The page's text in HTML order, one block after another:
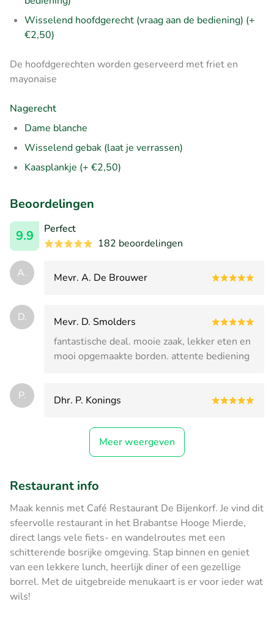
Wisselend hoofdgerecht (vraag aan de bediening) (+
€2,50)
De hoofdgerechten worden geserveerd met friet en
mayonaise
Nagerecht
Dame blanche
Wisselend gebak (laat je verrassen)
Kaasplankje (+ €2,50)
Beoordelingen
9.9
Perfect
182 beoordelingen
A. Mevr. A. De Brouwer
D.
Mevr. D. Smolders
fantastische deal. mooie zaak, lekker eten en
mooi opgemaakte borden. attente bediening
P. Dhr. P. Konings
Meer weergeven
Restaurant info
Maak kennis met Café Restaurant De Bijenkorf. Je vind dit
sfeervolle restaurant in het Brabantse Hooge Mierde,
direct langs vele fiets- en wandelroutes met een
schitterende bosrijke omgeving. Stap binnen en geniet
van een lekkere lunch, heerlijk diner of een gezellige
borrel. Met de uitgebreide menukaart is er voor ieder wat
wils!